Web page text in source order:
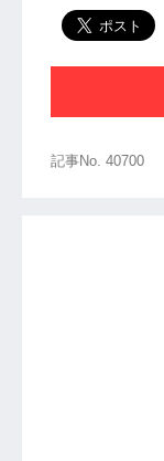
記事No. 40700